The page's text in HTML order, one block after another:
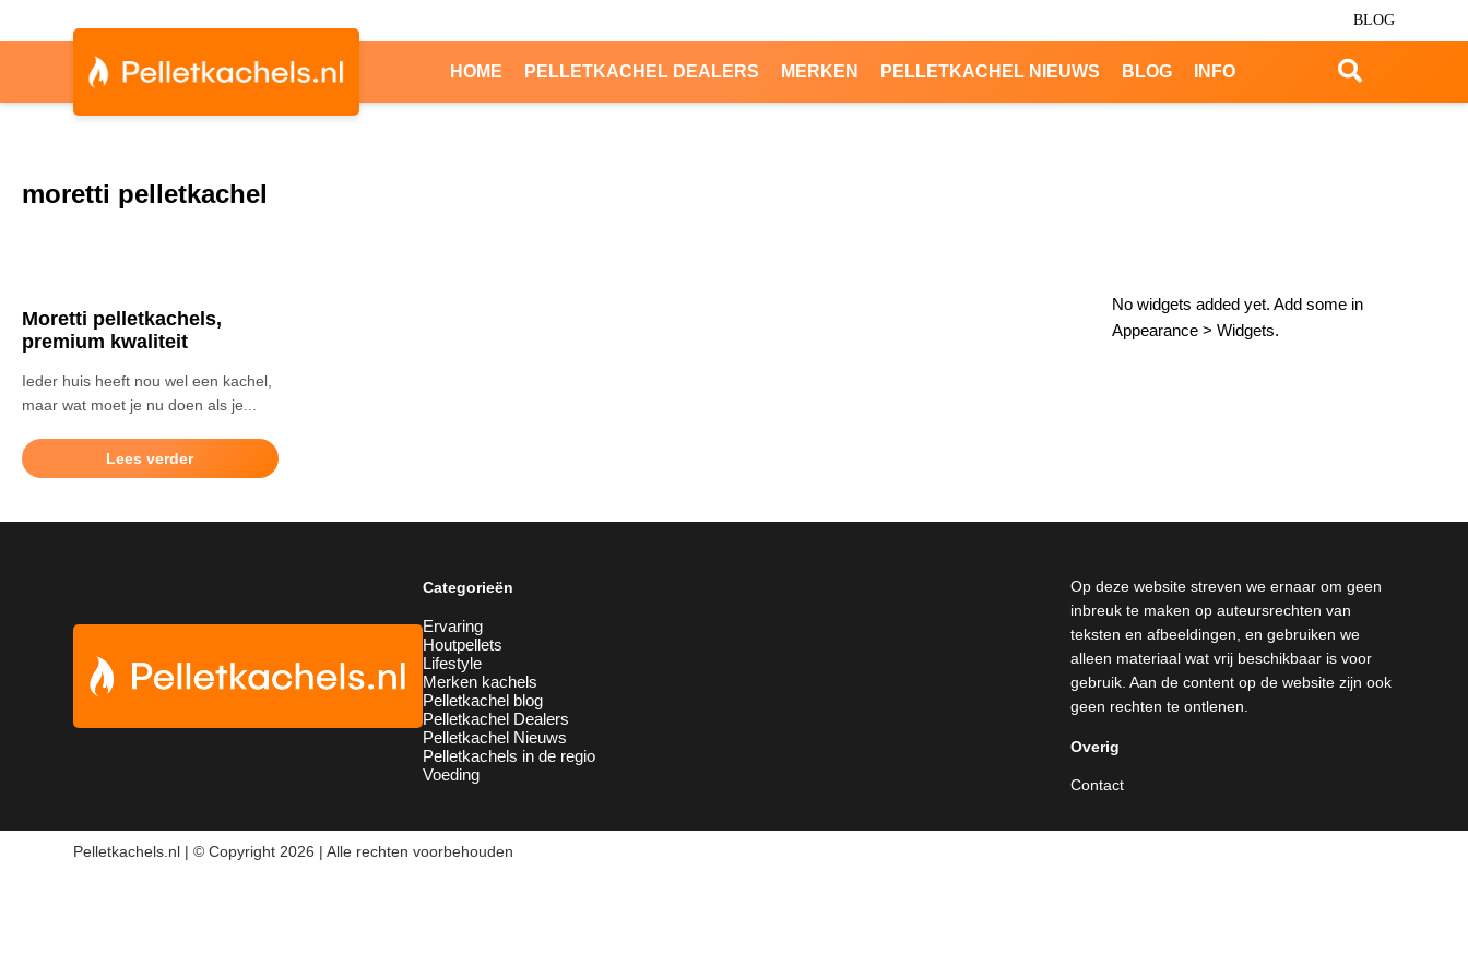
BLOG
HOME PELLETKACHEL DEALERS MERKEN PELLETKACHEL NIEUWS BLOG INFO
moretti pelletkachel
Moretti pelletkachels,
premium kwaliteit
Ieder huis heeft nou wel een kachel,
maar wat moet je nu doen als je...
Lees verder
No widgets added yet. Add some in
Appearance > Widgets.
Categorieën
Ervaring
Houtpellets
Lifestyle
Merken kachels
Pelletkachel blog
Pelletkachel Dealers
Pelletkachel Nieuws
Pelletkachels in de regio
Voeding
Op deze website streven we ernaar om geen
inbreuk te maken op auteursrechten van
teksten en afbeeldingen, en gebruiken we
alleen materiaal wat vrij beschikbaar is voor
gebruik. Aan de content op de website zijn ook
geen rechten te ontlenen.
Overig
Contact
Pelletkachels.nl | © Copyright 2026 | Alle rechten voorbehouden